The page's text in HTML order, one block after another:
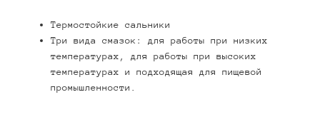
Термостойкие сальники
Три вида смазок: для работы при низких
температурах, для работы при высоких
температурах и подходящая для пищевой
промышленности.